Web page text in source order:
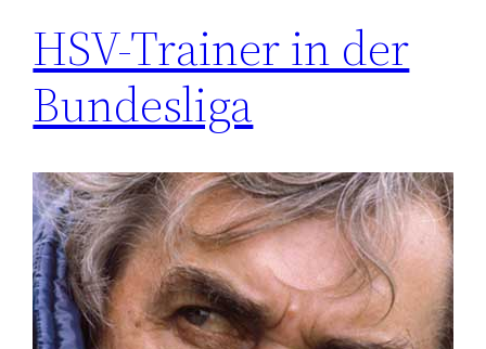
HSV-Trainer in der
Bundesliga